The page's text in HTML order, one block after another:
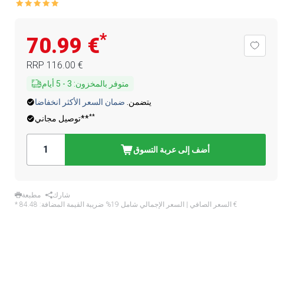
‏70.99 €*
RRP ‏116.00 €
متوفر بالمخزون:
3
-
5 أيام
يتضمن. ضمان السعر الأكثر انخفاضا
توصيل مجاني****
أضف إلى عربة التسوق
مطبعة
شارك
* السعر الصافي | السعر الإجمالي شامل 19% ضريبة القيمة المضافة: ‏84.48 €